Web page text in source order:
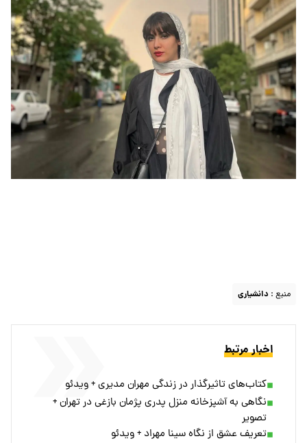
منبع : دانشیاری
اخبار مرتبط
کتاب‌های تاثیرگذار در زندگی مهران مدیری + ویدئو
نگاهی به آشپزخانه منزل پدری پژمان بازغی در تهران +
تصویر
تعریف عشق از نگاه سینا مهراد + ویدئو